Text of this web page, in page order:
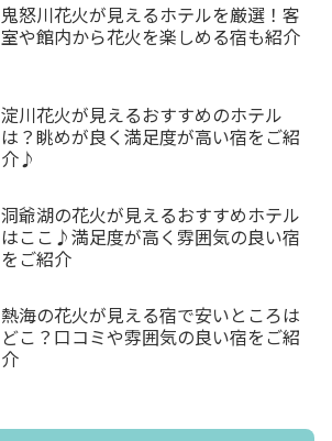
鬼怒川花火が見えるホテルを厳選！客
室や館内から花火を楽しめる宿も紹介
淀川花火が見えるおすすめのホテル
は？眺めが良く満足度が高い宿をご紹
介♪
洞爺湖の花火が見えるおすすめホテル
はここ♪満足度が高く雰囲気の良い宿
をご紹介
熱海の花火が見える宿で安いところは
どこ？口コミや雰囲気の良い宿をご紹
介